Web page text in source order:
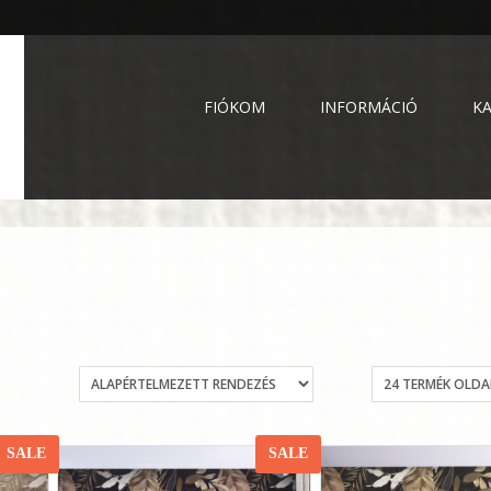
FIÓKOM INFORMÁCIÓ
SALE SALE